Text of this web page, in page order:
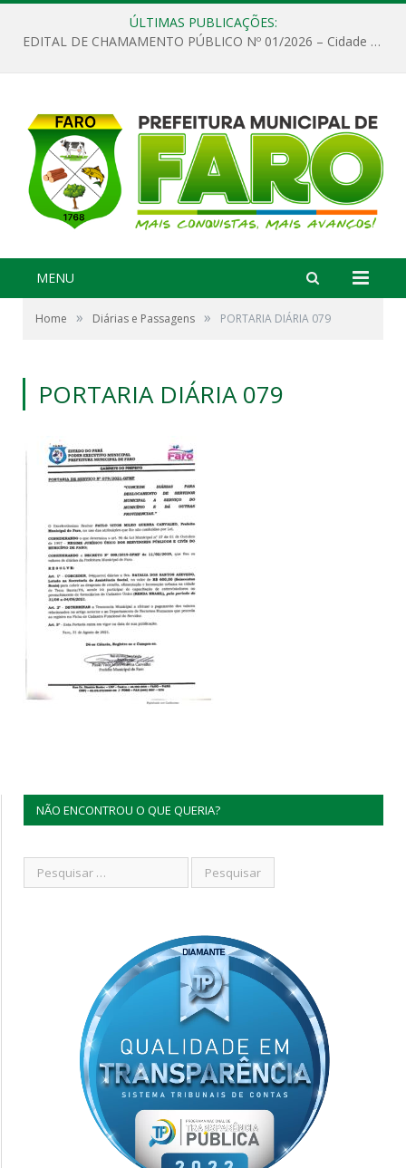
ÚLTIMAS PUBLICAÇÕES:
EDITAL DE CHAMAMENTO PÚBLICO Nº 01/2026 – Cidade de Faro
MENU
Home » Diárias e Passagens » PORTARIA DIÁRIA 079
PORTARIA DIÁRIA 079
NÃO ENCONTROU O QUE QUERIA?